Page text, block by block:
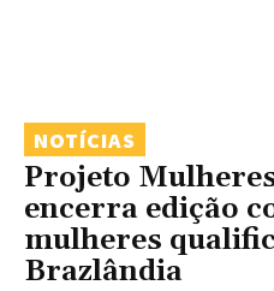
NOTÍCIAS
Projeto
encerra edição
mulheres
Brazlândia